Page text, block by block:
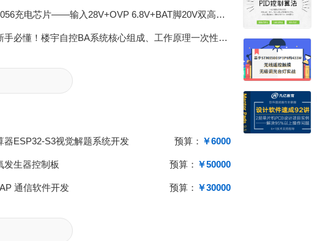
4056充电芯片——输入28V+OVP 6.8V+BAT脚20V双高耐压全解读
新手必懂！楼宇自控BA系统核心组成、工作原理一次性讲透
器ESP32-S3视觉解题系统开发 预算： ￥6000
发生器控制板 预算： ￥50000
通信软件开发 预算： ￥30000